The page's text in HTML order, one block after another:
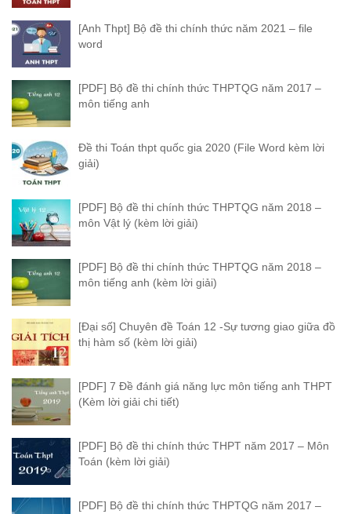
[Anh Thpt] Bộ đề thi chính thức năm 2021 – file
word
[PDF] Bộ đề thi chính thức THPTQG năm 2017 –
môn tiếng anh
Đề thi Toán thpt quốc gia 2020 (File Word kèm lời
giải)
[PDF] Bộ đề thi chính thức THPTQG năm 2018 –
môn Vật lý (kèm lời giải)
[PDF] Bộ đề thi chính thức THPTQG năm 2018 –
môn tiếng anh (kèm lời giải)
[Đại số] Chuyên đề Toán 12 -Sự tương giao giữa đồ
thị hàm số (kèm lời giải)
[PDF] 7 Đề đánh giá năng lực môn tiếng anh THPT
(Kèm lời giải chi tiết)
[PDF] Bộ đề thi chính thức THPT năm 2017 – Môn
Toán (kèm lời giải)
[PDF] Bộ đề thi chính thức THPTQG năm 2017 –